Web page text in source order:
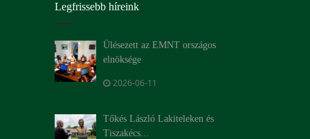
Legfrissebb híreink
Ülésezett az EMNT országos
elnöksége
2026-06-11
Tőkés László Lakiteleken és
Tiszakécs...